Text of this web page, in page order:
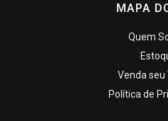
MAPA
Quem
Venda seu
Política de